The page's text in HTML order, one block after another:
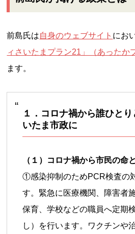
前島氏は自身のウェブサイト にお
ィさいたまプラン21」（あったか
ます。
１．コロナ禍から誰ひと
いたま市政に
（１）コロナ禍から市民の命
①感染抑制のためPCR検査の
す。緊急に医療機関、障害者
保育、学校などの職員へ定期
し）を行います。ワクチンや